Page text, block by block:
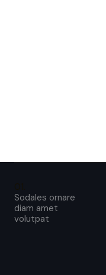
Sodales ornare
diam amet
volutpat